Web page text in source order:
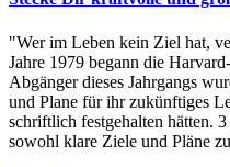
"Wer im Leben kein Ziel hat,
Jahre 1979 begann die
Abgänger dieses Jahrgangs
und Plane für ihr zukünftiges
schriftlich festgehalten hätten.
sowohl klare Ziele und Pläne